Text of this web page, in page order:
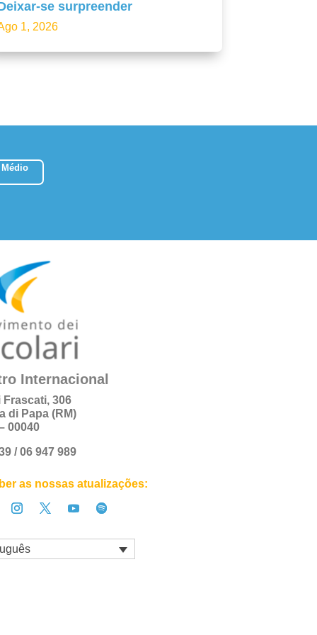
se surpreender
1, 2026
Internacional
Frascati, 306
di Papa (RM)
00040
/ 06 947 989
as nossas atualizações: